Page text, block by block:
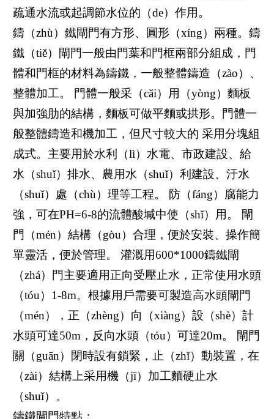
疏通水流或起調節水位的（de）作用。
鑄（zhù）鐵閘門有方形、圓形（xíng）兩種。鑄
鐵（tiě）閘門一般由門葉和門框兩部分組成，門
體和門框的材料為鑄鐵，一般整體鑄造（zào）、
整體加工。 門體一般采（cǎi）用（yòng）麵板
與加強肋的結構，麵板可做平麵或拱形。門體一
般整體鑄造和機加工，但尺寸較大的 采用分塊組
成式。主要用於水利（lì）水電、市政建設、給
水（shuǐ）排水、農用水（shuǐ）利建設、汙水
（shuǐ）處（chù）理等工程。 防（fáng）腐能力
強，可在PH=6-8的流體酸堿中使（shǐ）用。 閘
門（mén）結構（gòu）合理，便於安裝、操作簡
單靈活，便於管理。 灌溉用600*1000鑄鐵閘
（zhá）門主要適用正向受壓止水，正常使用水頭
（tóu）1-8m。根據用戶需要可製造高水頭閘門
（mén），正（zhèng）向（xiàng）設（shè）計
水頭可達50m，反向水頭（tóu）可達20m。 閘門
關（guān）閉時設有鎖緊，止（zhǐ）動裝置，在
（zài）結構上采用機（jī）加工麵硬止水
（shuǐ）。
鑄鐵閘門特點：